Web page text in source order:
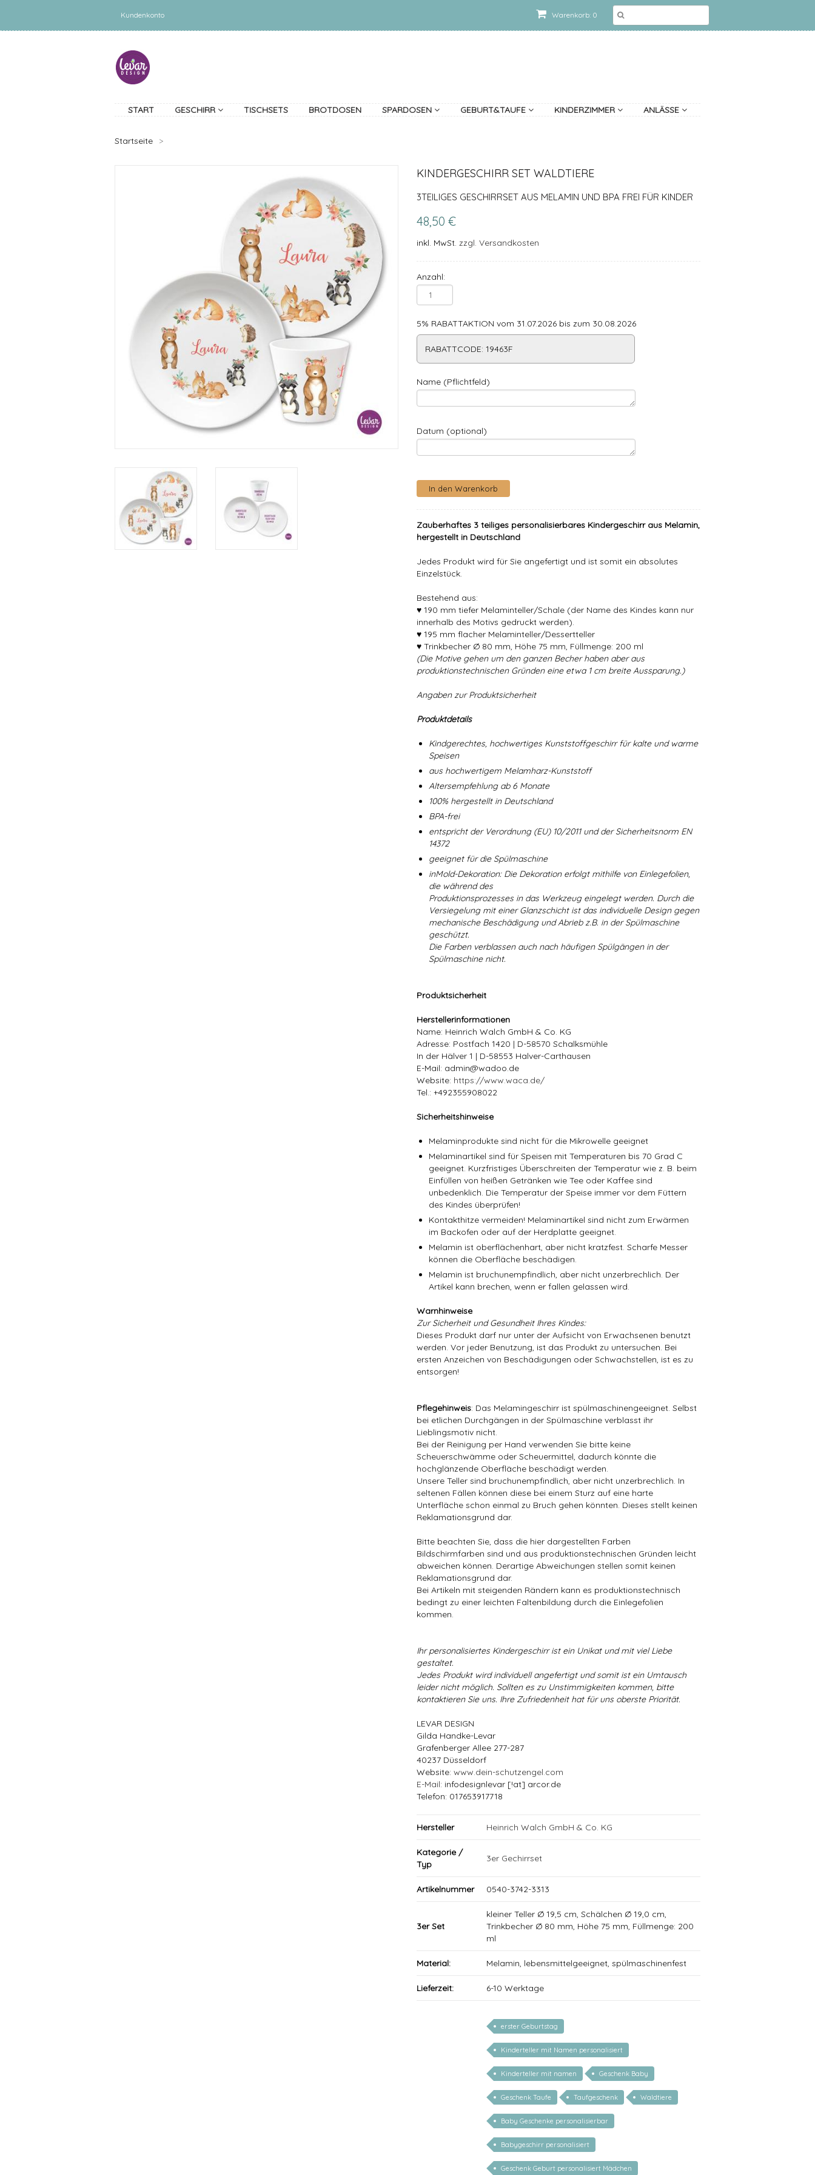
Warenkorb: 0
Kundenkonto
START GESCHIRR TISCHSETS BROTDOSEN SPARDOSEN GEBURT&TAUFE KINDERZIMMER ANLÄSSE
Startseite >
KINDERGESCHIRR SET WALDTIERE
3TEILIGES GESCHIRRSET AUS MELAMIN UND BPA FREI FÜR KINDER
48,50 €
inkl. MwSt. zzgl. Versandkosten
Anzahl:
5% RABATTAKTION vom 31.07.2026 bis zum 30.08.2026
RABATTCODE: 19463F
Name (Pflichtfeld)
Datum (optional)
Zauberhaftes 3 teiliges personalisierbares Kindergeschirr aus Melamin,
hergestellt in Deutschland
Jedes Produkt wird für Sie angefertigt und ist somit ein absolutes
Einzelstück.
Bestehend aus:
♥ 190 mm tiefer Melaminteller/Schale (der Name des Kindes kann nur
innerhalb des Motivs gedruckt werden).
♥ 195 mm flacher Melaminteller/Dessertteller
♥ Trinkbecher Ø 80 mm, Höhe 75 mm, Füllmenge: 200 ml
(Die Motive gehen um den ganzen Becher haben aber aus
produktionstechnischen Gründen eine etwa 1 cm breite Aussparung.)
Angaben zur Produktsicherheit
Produktdetails
Kindgerechtes, hochwertiges Kunststoffgeschirr für kalte und warme
Speisen
aus hochwertigem Melamharz-Kunststoff
Altersempfehlung ab 6 Monate
100% hergestellt in Deutschland
BPA-frei
entspricht der Verordnung (EU) 10/2011 und der Sicherheitsnorm EN
14372
geeignet für die Spülmaschine
inMold-Dekoration: Die Dekoration erfolgt mithilfe von Einlegefolien,
die während des
Produktionsprozesses in das Werkzeug eingelegt werden. Durch die
Versiegelung mit einer Glanzschicht ist das individuelle Design gegen
mechanische Beschädigung und Abrieb z.B. in der Spülmaschine
geschützt.
Die Farben verblassen auch nach häufigen Spülgängen in der
Spülmaschine nicht.
Produktsicherheit
Herstellerinformationen
Name: Heinrich Walch GmbH & Co. KG
Adresse: Postfach 1420 | D-58570 Schalksmühle
In der Hälver 1 | D-58553 Halver-Carthausen
E-Mail: admin@wadoo.de
Website: https://www.waca.de/
Tel.: +492355908022
Sicherheitshinweise
Melaminprodukte sind nicht für die Mikrowelle geeignet
Melaminartikel sind für Speisen mit Temperaturen bis 70 Grad C
geeignet. Kurzfristiges Überschreiten der Temperatur wie z. B. beim
Einfüllen von heißen Getränken wie Tee oder Kaffee sind
unbedenklich. Die Temperatur der Speise immer vor dem Füttern
des Kindes überprüfen!
Kontakthitze vermeiden! Melaminartikel sind nicht zum Erwärmen
im Backofen oder auf der Herdplatte geeignet.
Melamin ist oberflächenhart, aber nicht kratzfest. Scharfe Messer
können die Oberfläche beschädigen.
Melamin ist bruchunempfindlich, aber nicht unzerbrechlich. Der
Artikel kann brechen, wenn er fallen gelassen wird.
Warnhinweise
Zur Sicherheit und Gesundheit Ihres Kindes:
Dieses Produkt darf nur unter der Aufsicht von Erwachsenen benutzt
werden. Vor jeder Benutzung, ist das Produkt zu untersuchen. Bei
ersten Anzeichen von Beschädigungen oder Schwachstellen, ist es zu
entsorgen!
Pflegehinweis: Das Melamingeschirr ist spülmaschinengeeignet. Selbst
bei etlichen Durchgängen in der Spülmaschine verblasst ihr
Lieblingsmotiv nicht.
Bei der Reinigung per Hand verwenden Sie bitte keine
Scheuerschwämme oder Scheuermittel, dadurch könnte die
hochglänzende Oberfläche beschädigt werden.
Unsere Teller sind bruchunempfindlich, aber nicht unzerbrechlich. In
seltenen Fällen können diese bei einem Sturz auf eine harte
Unterfläche schon einmal zu Bruch gehen könnten. Dieses stellt keinen
Reklamationsgrund dar.
Bitte beachten Sie, dass die hier dargestellten Farben
Bildschirmfarben sind und aus produktionstechnischen Gründen leicht
abweichen können. Derartige Abweichungen stellen somit keinen
Reklamationsgrund dar.
Bei Artikeln mit steigenden Rändern kann es produktionstechnisch
bedingt zu einer leichten Faltenbildung durch die Einlegefolien
kommen.
Ihr personalisiertes Kindergeschirr ist ein Unikat und mit viel Liebe
gestaltet.
Jedes Produkt wird individuell angefertigt und somit ist ein Umtausch
leider nicht möglich. Sollten es zu Unstimmigkeiten kommen, bitte
kontaktieren Sie uns. Ihre Zufriedenheit hat für uns oberste Priorität.
LEVAR DESIGN
Gilda Handke-Levar
Grafenberger Allee 277-287
40237 Düsseldorf
Website: www.dein-schutzengel.com
E-Mail: infodesignlevar [!at] arcor.de
Telefon: 017653917718
Hersteller Heinrich Walch GmbH & Co. KG
Kategorie /
Typ
3er Gechirrset
Artikelnummer 0540-3742-3313
3er Set
kleiner Teller Ø 19,5 cm, Schälchen Ø 19,0 cm,
Trinkbecher Ø 80 mm, Höhe 75 mm, Füllmenge: 200
ml
Material: Melamin, lebensmittelgeeignet, spülmaschinenfest
Lieferzeit: 6-10 Werktage
erster Geburtstag
Kinderteller mit Namen personalisiert
Kinderteller mit namen Geschenk Baby
Geschenk Taufe Taufgeschenk Waldtiere
Baby Geschenke personalisierbar
Babygeschirr personalisiert
Geschenk Geburt personalisiert Mädchen